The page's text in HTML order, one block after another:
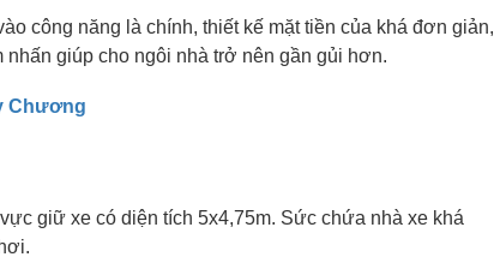
công năng là chính, thiết kế mặt tiền của khá đơn giản,
giúp cho ngôi nhà trở nên gần gủi hơn.
Chương
giữ xe có diện tích 5x4,75m. Sức chứa nhà xe khá